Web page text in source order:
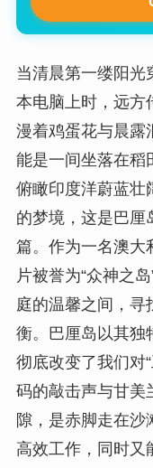
当清晨第一缕阳光
本电脑上时，远方
漫着鸡蛋花与晨露
能是一间坐落在稻
俯瞰印度洋蔚蓝壮
的梦境，这是巴厘
篇。作为一名澳大
片被誉为“众神之
庭的温馨之间，寻
衡。巴厘岛以其独
彻底改变了我们对
码的敲击声与甘美
隙，是赤脚走在
高效工作，同时又